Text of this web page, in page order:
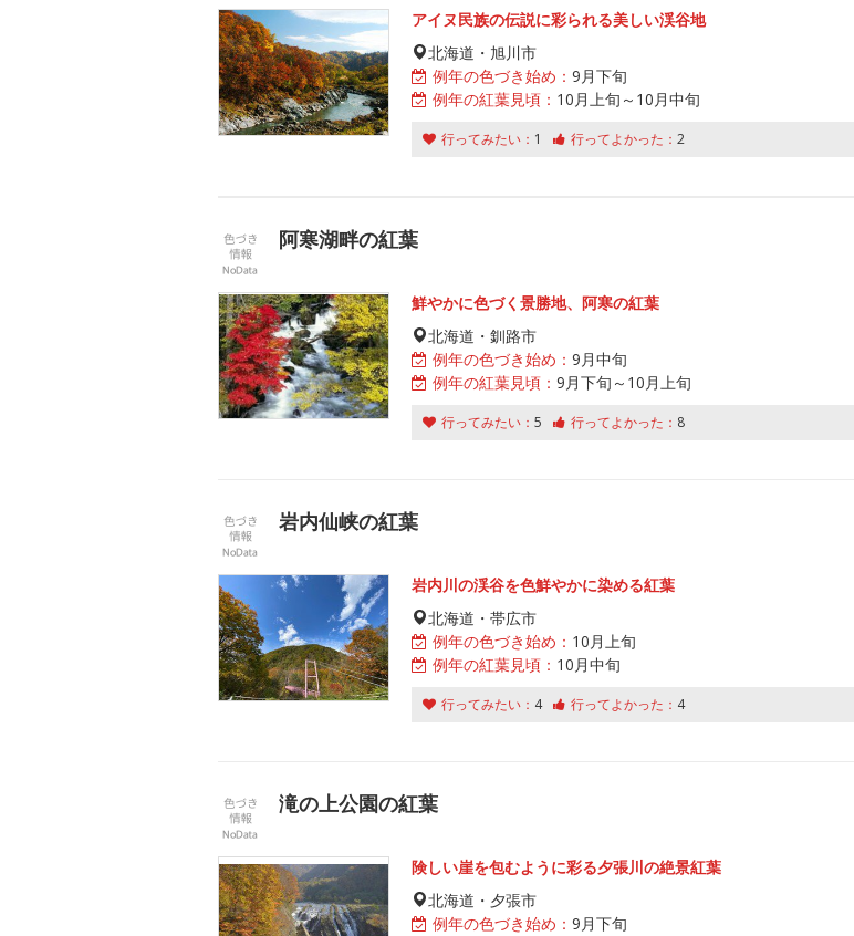
アイヌ民族の伝説に彩られる美しい渓谷地
北海道・旭川市
例年の色づき始め： 9月下旬
例年の紅葉見頃： 10月上旬～10月中旬
行ってみたい： 1 行ってよかった： 2
阿寒湖畔の紅葉
鮮やかに色づく景勝地、阿寒の紅葉
北海道・釧路市
例年の色づき始め： 9月中旬
例年の紅葉見頃： 9月下旬～10月上旬
行ってみたい： 5 行ってよかった： 8
岩内仙峡の紅葉
岩内川の渓谷を色鮮やかに染める紅葉
北海道・帯広市
例年の色づき始め： 10月上旬
例年の紅葉見頃： 10月中旬
行ってみたい： 4 行ってよかった： 4
滝の上公園の紅葉
険しい崖を包むように彩る夕張川の絶景紅葉
北海道・夕張市
例年の色づき始め： 9月下旬